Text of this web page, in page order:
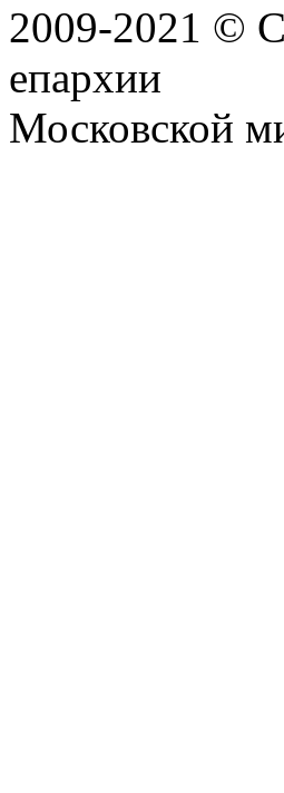
2009-2021 ©
епархии
Московской